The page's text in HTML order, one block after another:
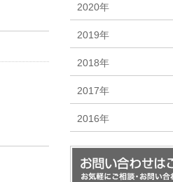
2020年
2019年
2018年
2017年
2016年